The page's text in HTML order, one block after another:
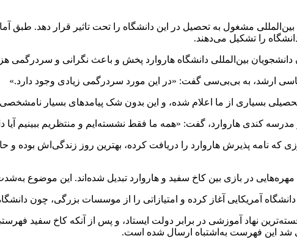
ارشد، به بی‌بی‌سی گفت: «در این مورد سردرگمی زیادی وجود دارد.»
بسیاری از ما اعلام شده، و این بدون شک پیامد‌های بسیار
مدرسه کندی هاروارد، گفت: «همه ما فقط نشسته‌ایم و منتظریم ببینیم آیا
سوئدی، گفت روزی که نامه پذیرش هاروارد را دریافت کرده، بهترین روز
در بازی بین کاخ سفید و هاروارد تبدیل شده‌اند. این موضوع
آمریکایی آغاز کرده و امتیازاتی را از موسسات بزرگی، چون
نهاد آموزشی در برابر دولت ایستاد، و پس از آنکه کاخ سفید
شد این فهرست به‌اشتباه ارسال شده است.